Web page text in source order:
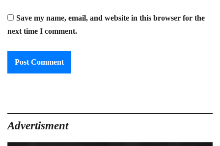
Save my name, email, and website in this browser for the
next time I comment.
Advertisment